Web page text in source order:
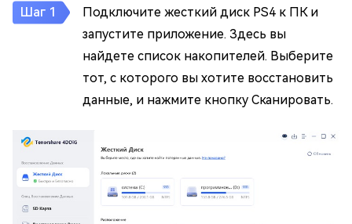
Подключите жесткий диск PS4 к ПК и
запустите приложение. Здесь вы
найдете список накопителей. Выберите
тот, с которого вы хотите восстановить
данные, и нажмите кнопку Сканировать.